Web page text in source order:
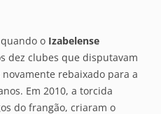
o Izabelense
dez clubes que disputavam
novamente rebaixado para a
Em 2010, a torcida
do frangão, criaram o